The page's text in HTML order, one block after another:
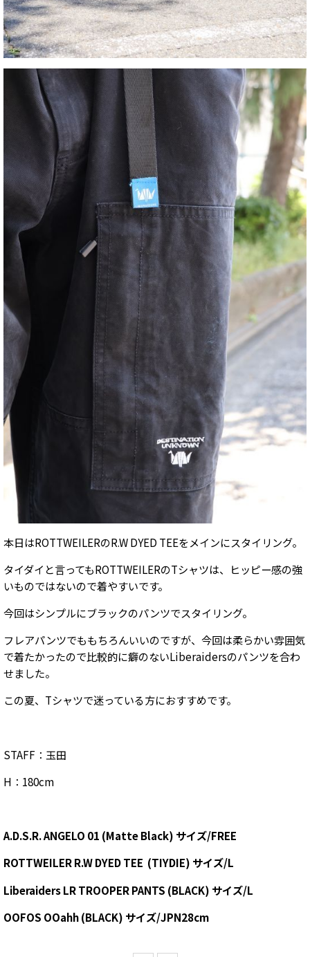
本日はROTTWEILERのR.W DYED TEEをメインにスタイリング。
タイダイと言ってもROTTWEILERのTシャツは、ヒッピー感の強
いものではないので着やすいです。
今回はシンプルにブラックのパンツでスタイリング。
フレアパンツでももちろんいいのですが、今回は柔らかい雰囲気
で着たかったので比較的に癖のないLiberaidersのパンツを合わ
せました。
この夏、Tシャツで迷っている方におすすめです。
STAFF：玉田
H：180cm
A.D.S.R. ANGELO 01 (Matte Black) サイズ/FREE
ROTTWEILER R.W DYED TEE (TIYDIE) サイズ/L
Liberaiders LR TROOPER PANTS (BLACK) サイズ/L
OOFOS OOahh(BLACK) サイズ/JPN28cm